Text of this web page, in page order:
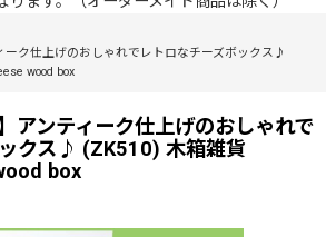
ーク仕上げのおしゃれでレトロなチーズボックス♪
wood box
アンティーク仕上げのおしゃれで
クス♪ (ZK510) 木箱雑貨
box